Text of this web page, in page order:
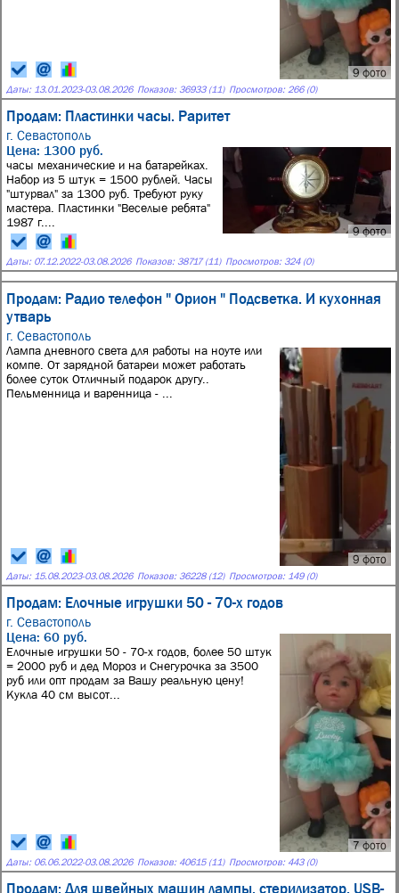
9 фото
Даты: 13.01.2023-03.08.2026 Показов: 36933 (11) Просмотров: 266 (0)
Продам: Пластинки часы. Раритет
г. Севастополь
9 фото
Цена: 1300 руб.
часы механические и на батарейках.
Набор из 5 штук = 1500 рублей. Часы
"штурвал" за 1300 руб. Требуют руку
мастера. Пластинки "Веселые ребята"
1987 г....
Даты: 07.12.2022-03.08.2026 Показов: 38717 (11) Просмотров: 324 (0)
Продам: Радио телефон " Орион " Подсветка. И кухонная
утварь
г. Севастополь
9 фото
Лампа дневного света для работы на ноуте или
компе. От зарядной батареи может работать
более суток Отличный подарок другу..
Пельменница и варенница - ...
Даты: 15.08.2023-03.08.2026 Показов: 36228 (12) Просмотров: 149 (0)
Продам: Елочные игрушки 50 - 70-х годов
г. Севастополь
7 фото
Цена: 60 руб.
Елочные игрушки 50 - 70-х годов, более 50 штук
= 2000 руб и дед Мороз и Снегурочка за 3500
руб или опт продам за Вашу реальную цену!
Кукла 40 см высот...
Даты: 06.06.2022-03.08.2026 Показов: 40615 (11) Просмотров: 443 (0)
Продам: Для швейных машин лампы, стерилизатор. USB-